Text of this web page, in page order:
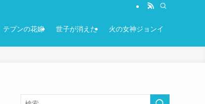
テプンの花嫁 世子が消えた 火の女神ジョンイ